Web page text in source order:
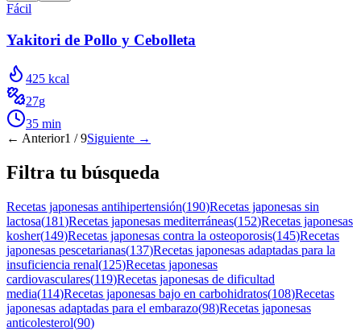
Fácil
Yakitori de Pollo y Cebolleta
425 kcal
27g
35 min
← Anterior1 /9Siguiente →
Filtra tu búsqueda
Recetas japonesas antihipertensión(190)Recetas japonesas sin
lactosa(181)Recetas japonesas mediterráneas(152)Recetas japonesas
kosher(149)Recetas japonesas contra la osteoporosis(145)Recetas
japonesas pescetarianas(137)Recetas japonesas adaptadas para la
insuficiencia renal(125)Recetas japonesas
cardiovasculares(119)Recetas japonesas de dificultad
media(114)Recetas japonesas bajo en carbohidratos(108)Recetas
japonesas adaptadas para el embarazo(98)Recetas japonesas
anticolesterol(90)